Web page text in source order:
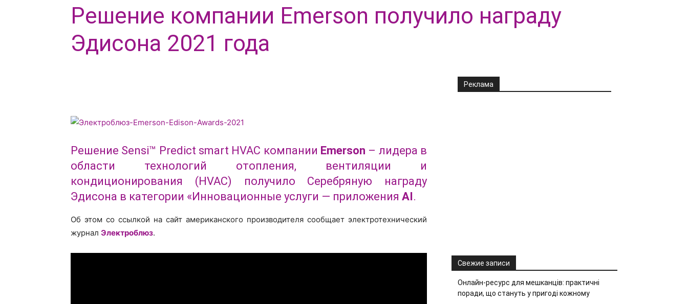
Решение компании Emerson получило награду
Эдисона 2021 года
Решение Sensi™ Predict smart HVAC компании Emerson – лидера в
области технологий отопления, вентиляции и
кондиционирования (HVAC) получило Серебряную награду
Эдисона в категории «Инновационные услуги — приложения AI.
Об этом со ссылкой на сайт американского производителя сообщает электротехнический
журнал Электроблюз.
Реклама
Свежие записи
Онлайн-ресурс для мешканців: практичні
поради, що стануть у пригоді кожному